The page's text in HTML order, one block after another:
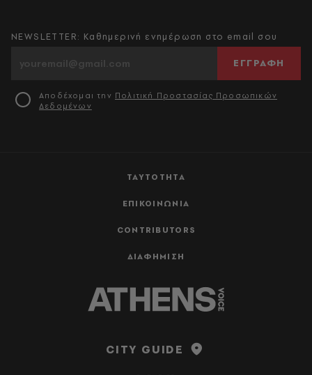
ΤΑΥΤΟΤΗΤΑ
ΕΠΙΚΟΙΝΩΝΙΑ
CONTRIBUTORS
ΔΙΑΦΗΜΙΣΗ
NEWSLETTER: Καθημερινή ενημέρωση στο email σου
ΕΓΓΡΑΦΗ
Αποδέχομαι την Πολιτική Προστασίας Προσωπικών
Δεδομένων
CITY GUIDE